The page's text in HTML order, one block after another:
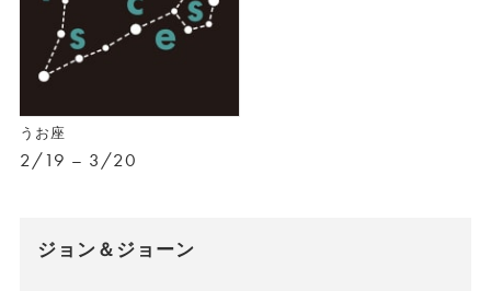
うお座
2/19 – 3/20
ジョン＆ジョーン